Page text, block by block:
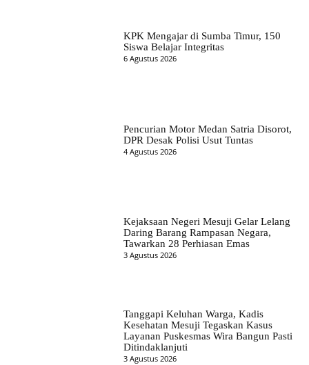
KPK Mengajar di Sumba Timur, 150
Siswa Belajar Integritas
6 Agustus 2026
Pencurian Motor Medan Satria Disorot,
DPR Desak Polisi Usut Tuntas
4 Agustus 2026
Kejaksaan Negeri Mesuji Gelar Lelang
Daring Barang Rampasan Negara,
Tawarkan 28 Perhiasan Emas
3 Agustus 2026
Tanggapi Keluhan Warga, Kadis
Kesehatan Mesuji Tegaskan Kasus
Layanan Puskesmas Wira Bangun Pasti
Ditindaklanjuti
3 Agustus 2026